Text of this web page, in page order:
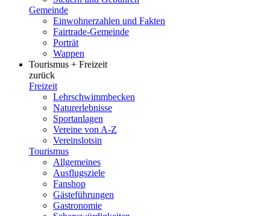
Gemeinde
Einwohnerzahlen und Fakten
Fairtrade-Gemeinde
Porträt
Wappen
Tourismus + Freizeit
zurück
Freizeit
Lehrschwimmbecken
Naturerlebnisse
Sportanlagen
Vereine von A-Z
Vereinslotsin
Tourismus
Allgemeines
Ausflugsziele
Fanshop
Gästeführungen
Gastronomie